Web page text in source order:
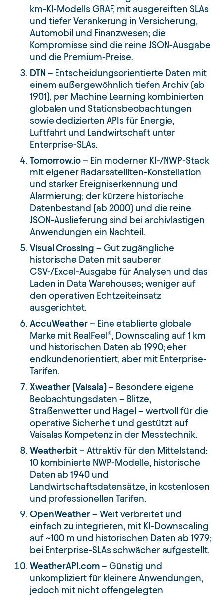
km-KI-Modells GRAF, mit ausgereiften SLAs
und tiefer Verankerung in Versicherung,
Automobil und Finanzwesen; die
Kompromisse sind die reine JSON-Ausgabe
und die Premium-Preise.
DTN – Entscheidungsorientierte Daten mit
einem außergewöhnlich tiefen Archiv (ab
1901), per Machine Learning kombinierten
globalen und Stationsbeobachtungen
sowie dedizierten APIs für Energie,
Luftfahrt und Landwirtschaft unter
Enterprise-SLAs.
Tomorrow.io– Ein moderner KI-/NWP-Stack
mit eigener Radarsatelliten-Konstellation
und starker Ereigniserkennung und
Alarmierung; der kürzere historische
Datenbestand (ab 2000) und die reine
JSON-Auslieferung sind bei archivlastigen
Anwendungen ein Nachteil.
Visual Crossing – Gut zugängliche
historische Daten mit sauberer
CSV-/Excel-Ausgabe für Analysen und das
Laden in Data Warehouses; weniger auf
den operativen Echtzeiteinsatz
ausgerichtet.
AccuWeather– Eine etablierte globale
Marke mit RealFeel®, Downscaling auf 1 km
und historischen Daten ab 1990; eher
endkundenorientiert, aber mit Enterprise-
Tarifen.
Xweather (Vaisala)– Besondere eigene
Beobachtungsdaten – Blitze,
Straßenwetter und Hagel – wertvoll für die
operative Sicherheit und gestützt auf
Vaisalas Kompetenz in der Messtechnik.
Weatherbit– Attraktiv für den Mittelstand:
10 kombinierte NWP-Modelle, historische
Daten ab 1940 und
Landwirtschaftsdatensätze, in kostenlosen
und professionellen Tarifen.
OpenWeather– Weit verbreitet und
einfach zu integrieren, mit KI-Downscaling
auf ~100 m und historischen Daten ab 1979;
bei Enterprise-SLAs schwächer aufgestellt.
WeatherAPI.com– Günstig und
unkompliziert für kleinere Anwendungen,
jedoch mit nicht offengelegten